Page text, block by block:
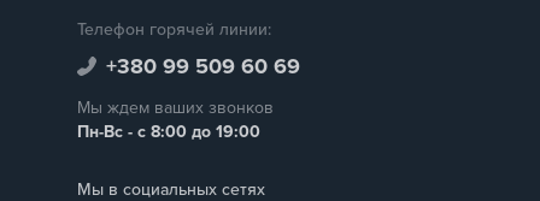
Телефон горячей линии:
+380 99 509 60 69
Мы ждем ваших звонков
Пн-Вс - с 8:00 до 19:00
Мы в социальных сетях